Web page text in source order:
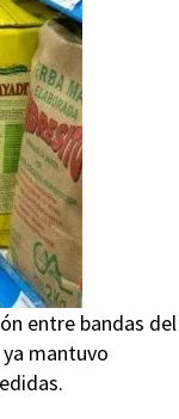
entre bandas del
mantuvo